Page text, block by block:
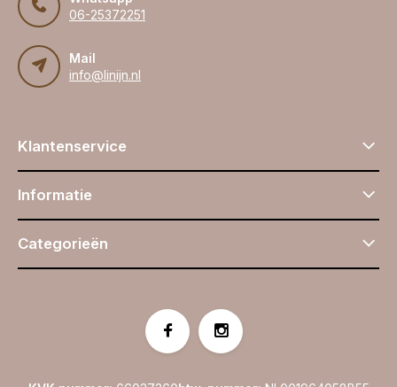
06-25372251
Mail
info@linijn.nl
Klantenservice
Informatie
Categorieën